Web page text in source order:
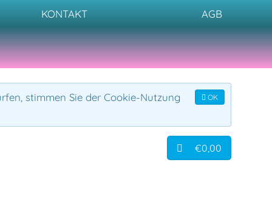
KONTAKT AGB
OK
stimmen Sie der Cookie-Nutzung
€0,00